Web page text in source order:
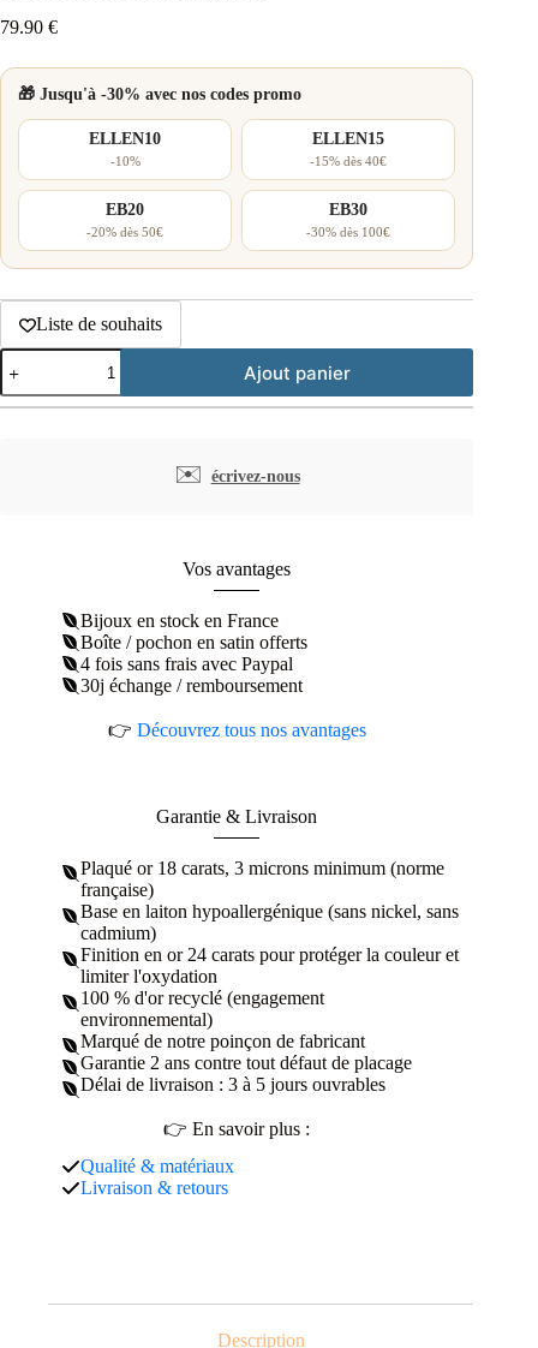
79.90 €
🎁 Jusqu'à -30% avec nos codes promo
ELLEN10
-10%
ELLEN15
-15% dès 40€
EB20
-20% dès 50€
EB30
-30% dès 100€
Liste de souhaits
quantité
de
Collier
Ajout panier
✉️ écrivez-nous
Vos avantages
Bijoux en stock en France
Boîte / pochon en satin offerts
4 fois sans frais avec Paypal
30j échange / remboursement
👉 Découvrez tous nos avantages
Garantie & Livraison
Plaqué or 18 carats, 3 microns minimum (norme
française)
Base en laiton hypoallergénique (sans nickel, sans
cadmium)
Finition en or 24 carats pour protéger la couleur et
limiter l'oxydation
100 % d'or recyclé (engagement
environnemental)
Marqué de notre poinçon de fabricant
Garantie 2 ans contre tout défaut de placage
Délai de livraison : 3 à 5 jours ouvrables
👉 En savoir plus :
Qualité & matériaux
Livraison & retours
Description